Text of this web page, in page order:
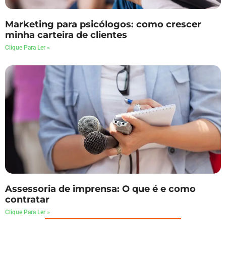
Marketing para psicólogos: como crescer
minha carteira de clientes
Clique Para Ler »
Assessoria de imprensa: O que é e como
contratar
Clique Para Ler »